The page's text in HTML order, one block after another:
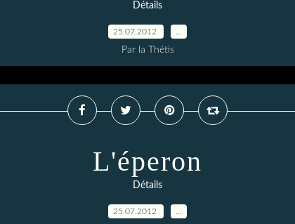
Détails
25.07.2012
Par la Thétis
L'éperon
Détails
25.07.2012